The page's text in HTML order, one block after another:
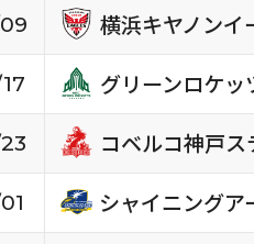
横浜キヤノンイ
グリーンロケッ
コベルコ神戸
シャイニング